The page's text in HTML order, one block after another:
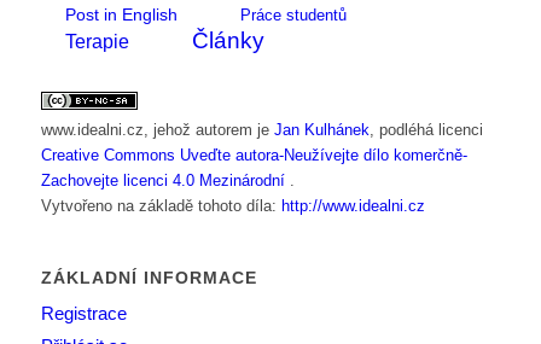
Post in English Práce studentů
Terapie Články
www.idealni.cz , jehož autorem je Jan Kulhánek , podléhá licenci
Creative Commons Uveďte autora-Neužívejte dílo komerčně-
Zachovejte licenci 4.0 Mezinárodní
Vytvořeno na základě tohoto díla: http://www.idealni.cz
ZÁKLADNÍ INFORMACE
Registrace